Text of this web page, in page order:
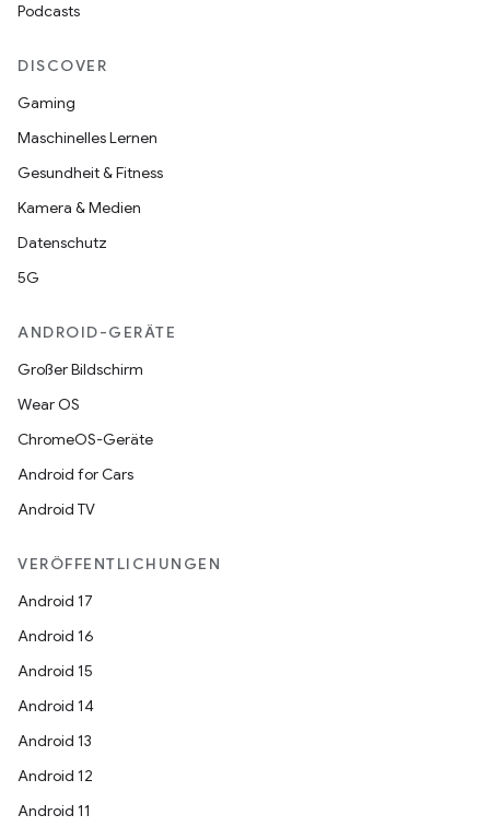
Podcasts
DISCOVER
Gaming
Maschinelles Lernen
Gesundheit & Fitness
Kamera & Medien
Datenschutz
5G
ANDROID-GERÄTE
Großer Bildschirm
Wear OS
ChromeOS-Geräte
Android for Cars
Android TV
VERÖFFENTLICHUNGEN
Android 17
Android 16
Android 15
Android 14
Android 13
Android 12
Android 11